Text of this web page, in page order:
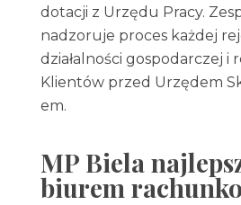
dotacji z Urzędu Pracy.
nadzoruje proces każdej
działalności gospodarczej i
Klientów przed Urzędem
em.
MP Biela
biurem